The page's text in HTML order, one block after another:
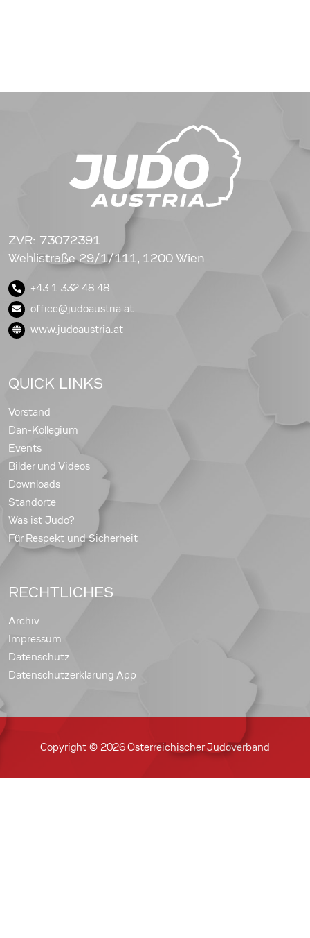
ZVR: 73072391
Wehlistraße 29/1/111, 1200 Wien
+43 1 332 48 48
office@judoaustria.at
www.judoaustria.at
QUICK LINKS
Vorstand
Dan-Kollegium
Events
Bilder und Videos
Downloads
Standorte
Was ist Judo?
Für Respekt und Sicherheit
RECHTLICHES
Archiv
Impressum
Datenschutz
Datenschutzerklärung App
Copyright © 2026 Österreichischer Judoverband